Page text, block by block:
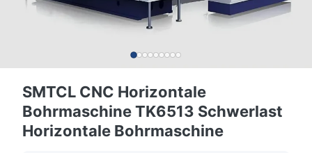
SMTCL CNC Horizontale
Bohrmaschine TK6513 Schwerlast
Horizontale Bohrmaschine